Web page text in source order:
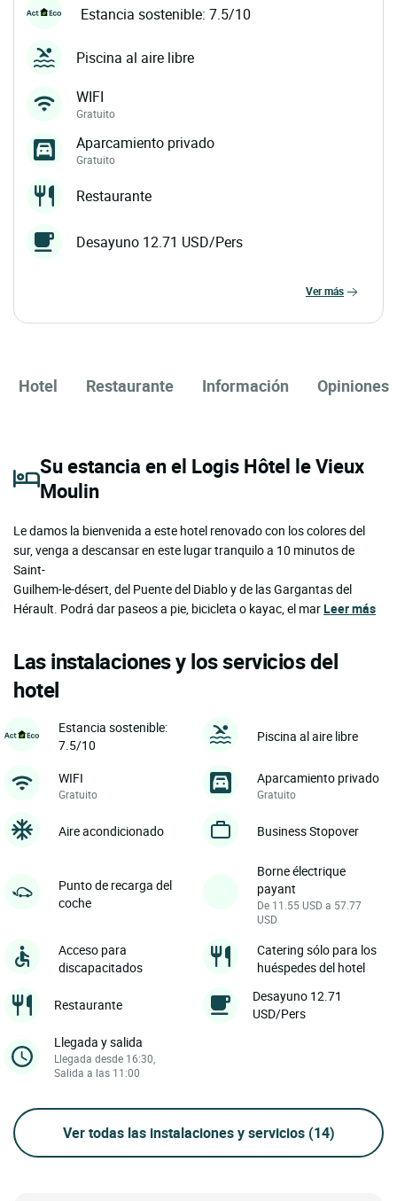
Estancia sostenible: 7.5/10
Piscina al aire libre
WIFI
Gratuito
Aparcamiento privado
Gratuito
Restaurante
Desayuno 12.71 USD/Pers
ver más
Hotel Restaurante Información Opiniones
Su estancia en el Logis Hôtel le Vieux
Moulin
Le damos la bienvenida a este hotel renovado con los colores del
sur, venga a descansar en este lugar tranquilo a 10 minutos de
Saint-
Guilhem-le-désert, del Puente del Diablo y de las Gargantas del
Hérault. Podrá dar paseos a pie, bicicleta o kayac, el marLeer más
Las instalaciones y los servicios del
hotel
Estancia sostenible:
7.5/10
Piscina al aire libre
WIFI
Gratuito
Aparcamiento privado
Gratuito
Aire acondicionado Business Stopover
Punto de recarga del
coche
Borne électrique
payant
De 11.55 USD a 57.77
USD
Acceso para
discapacitados
Catering sólo para los
huéspedes del hotel
Restaurante
Desayuno 12.71
USD/Pers
Llegada y salida
Llegada desde 16:30,
Salida a las 11:00
Ver todas las instalaciones y servicios (14)